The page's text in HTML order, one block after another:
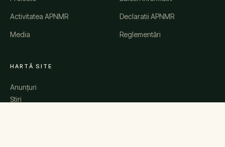
Activitatea APNMR
Media
Declaratii APNMR
Reglementări
HARTĂ SITE
Anunțuri
Știri